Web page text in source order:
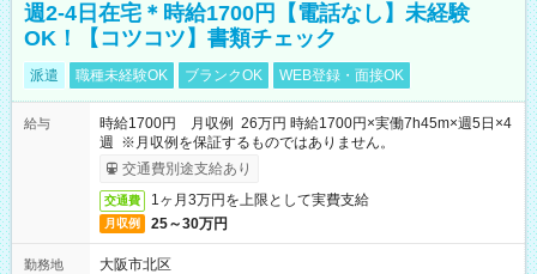
週2-4日在宅＊時給1700円【電話なし】未経験
OK！【コツコツ】書類チェック
派遣 職種未経験OK ブランクOK WEB登録・面接OK
給与
時給1700円 月収例 26万円 時給1700円×実働7h45m×週5日×4
週 ※月収例を保証するものではありません。
交通費別途支給あり
交通費 1ヶ月3万円を上限として実費支給
月収例 25～30万円
勤務地
大阪市北区